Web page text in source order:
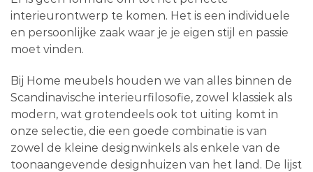
interieurontwerp te komen. Het is een individuele
en persoonlijke zaak waar je je eigen stijl en passie
moet vinden.
Bij Home meubels houden we van alles binnen de
Scandinavische interieurfilosofie, zowel klassiek als
modern, wat grotendeels ook tot uiting komt in
onze selectie, die een goede combinatie is van
zowel de kleine designwinkels als enkele van de
toonaangevende designhuizen van het land. De lijst